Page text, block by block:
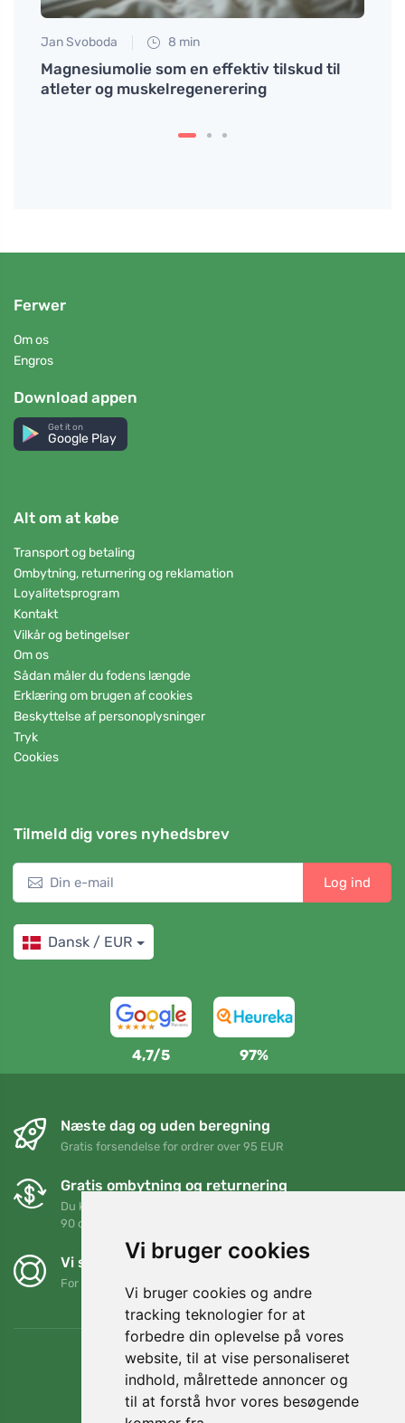
Vi bruger cookies
Vi bruger cookies og andre
tracking teknologier for at
forbedre din oplevelse på vores
website, til at vise personaliseret
indhold, målrettede annoncer og
til at forstå hvor vores besøgende
Jan Svoboda 8 min
Magnesiumolie som en effektiv tilskud til
atleter og muskelregenerering
Ferwer
Om os
Engros
Download appen
Get it on
Google Play
Alt om at købe
Transport og betaling
Ombytning, returnering og reklamation
Loyalitetsprogram
Kontakt
Vilkår og betingelser
Om os
Sådan måler du fodens længde
Erklæring om brugen af cookies
Beskyttelse af personoplysninger
Tryk
Cookies
Tilmeld dig vores nyhedsbrev
Log ind
Dansk / EUR
4,7/5 97%
Næste dag og uden beregning
Gratis forsendelse for ordrer over 95 EUR
Gratis ombytning og returnering
Du kan returnere eller bytte din ordre når som helst inden for
90 dage
Vi støtter Trees.org
For hver ordre planter vi et træ! Læs mere